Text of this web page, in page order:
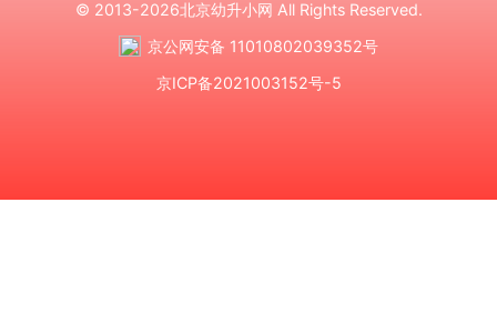
© 2013-2026北京幼升小网 All Rights Reserved.
京公网安备 11010802039352号
京ICP备2021003152号-5